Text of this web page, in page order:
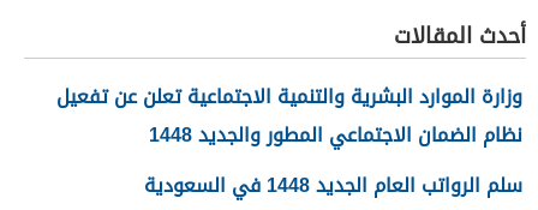
أحدث المقالات
وزارة الموارد البشرية والتنمية الاجتماعية تعلن عن تفعيل
نظام الضمان الاجتماعي المطور والجديد 1448
سلم الرواتب العام الجديد 1448 في السعودية